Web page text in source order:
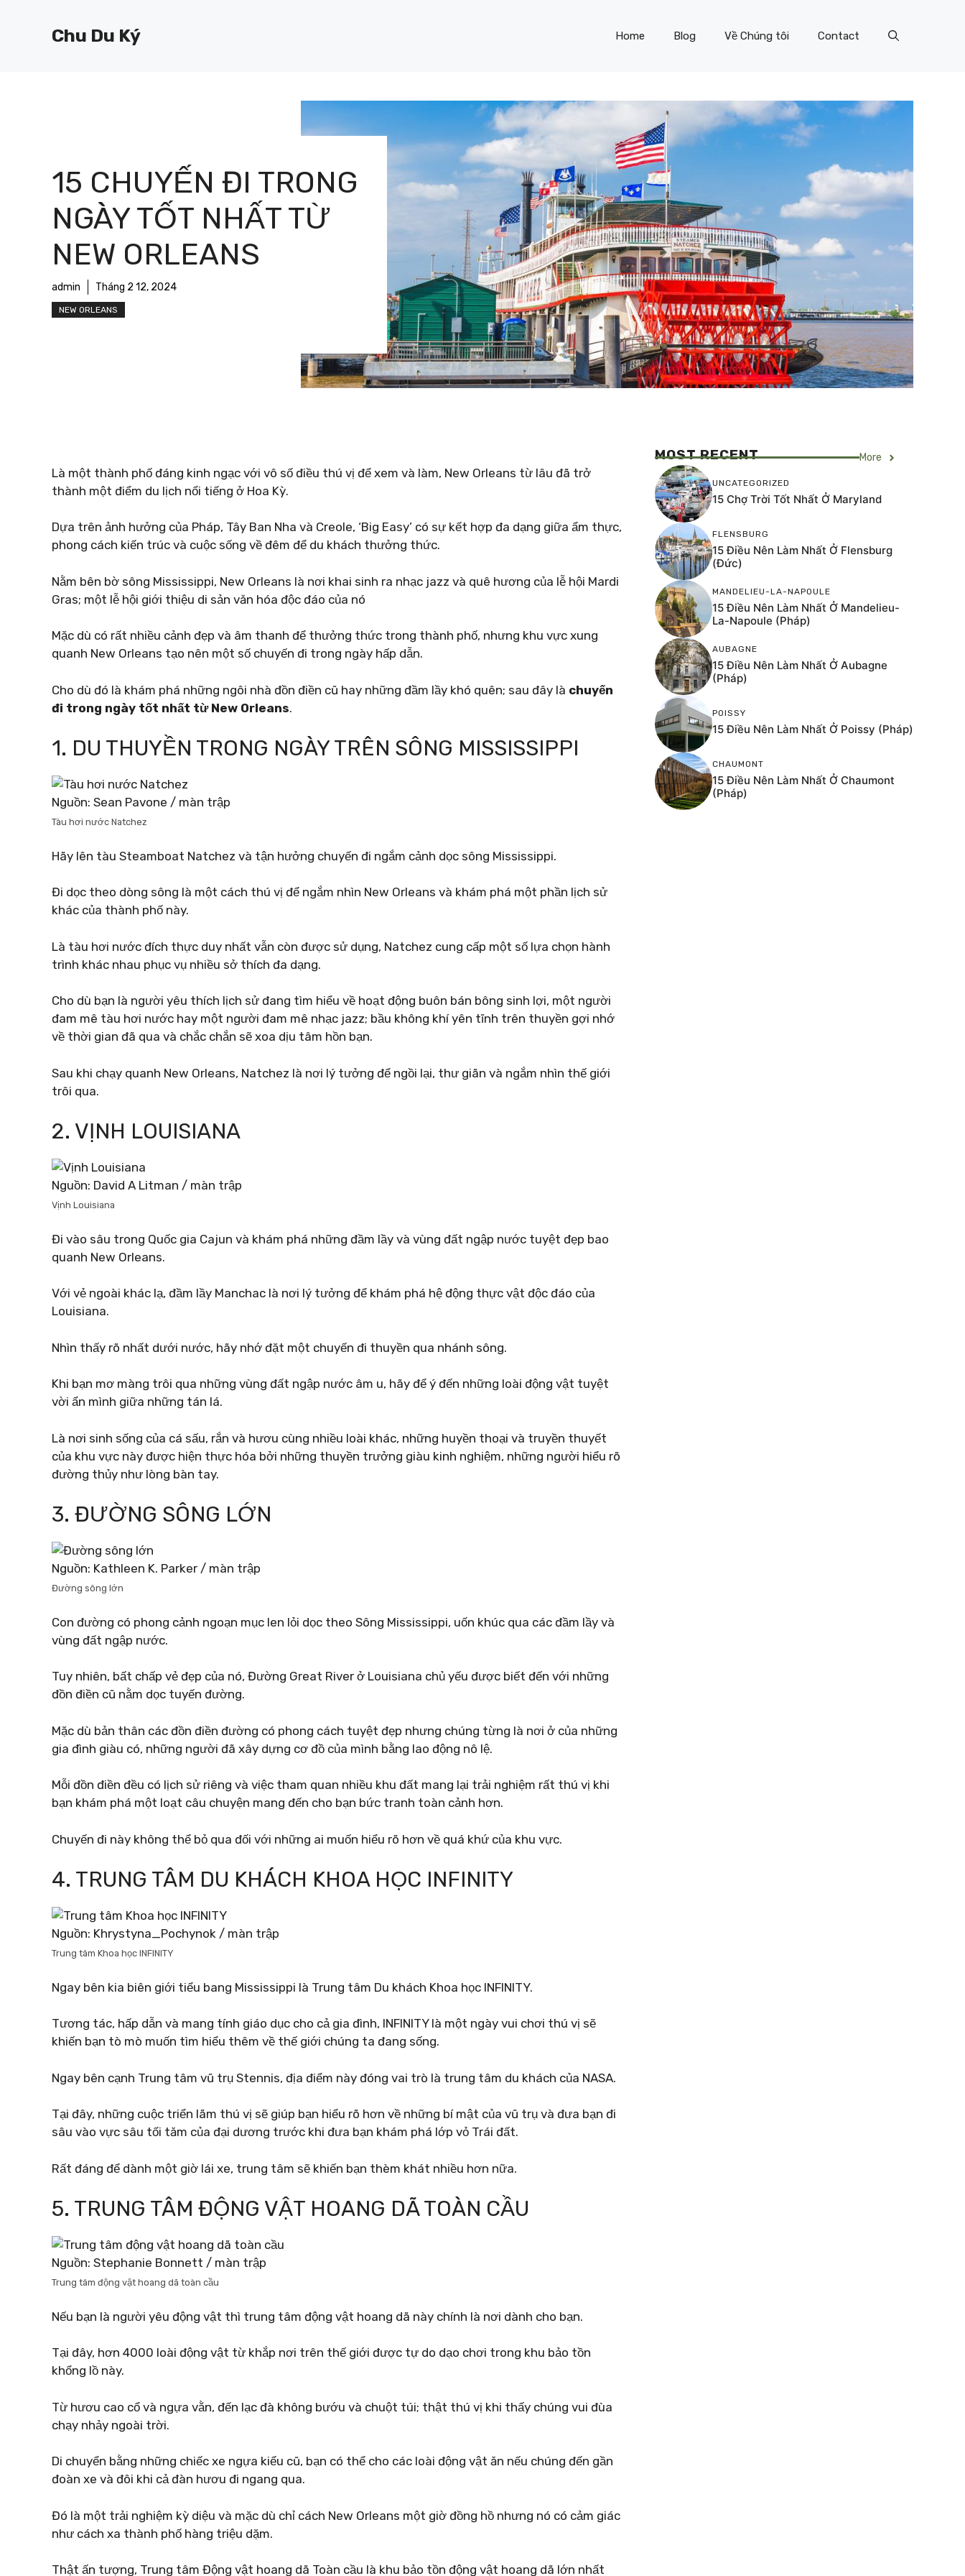
Chu Du Ký Home Blog Về Chúng tôi Contact
15 CHUYẾN ĐI TRONG
NGÀY TỐT NHẤT TỪ ​​
NEW ORLEANS
admin Tháng 2 12, 2024
NEW ORLEANS
Là một thành phố đáng kinh ngạc với vô số điều thú vị để xem và làm, New Orleans từ lâu đã trở
thành một điểm du lịch nổi tiếng ở Hoa Kỳ.
Dựa trên ảnh hưởng của Pháp, Tây Ban Nha và Creole, ‘Big Easy’ có sự kết hợp đa dạng giữa ẩm thực,
phong cách kiến ​​trúc và cuộc sống về đêm để du khách thưởng thức.
Nằm bên bờ sông Mississippi, New Orleans là nơi khai sinh ra nhạc jazz và quê hương của lễ hội Mardi
Gras; một lễ hội giới thiệu di sản văn hóa độc đáo của nó
Mặc dù có rất nhiều cảnh đẹp và âm thanh để thưởng thức trong thành phố, nhưng khu vực xung
quanh New Orleans tạo nên một số chuyến đi trong ngày hấp dẫn.
Cho dù đó là khám phá những ngôi nhà đồn điền cũ hay những đầm lầy khó quên; sau đây là chuyến
đi trong ngày tốt nhất từ ​​New Orleans.
1. DU THUYỀN TRONG NGÀY TRÊN SÔNG MISSISSIPPI
Nguồn: Sean Pavone / màn trập
Tàu hơi nước Natchez
Hãy lên tàu Steamboat Natchez và tận hưởng chuyến đi ngắm cảnh dọc sông Mississippi.
Đi dọc theo dòng sông là một cách thú vị để ngắm nhìn New Orleans và khám phá một phần lịch sử
khác của thành phố này.
Là tàu hơi nước đích thực duy nhất vẫn còn được sử dụng, Natchez cung cấp một số lựa chọn hành
trình khác nhau phục vụ nhiều sở thích đa dạng.
Cho dù bạn là người yêu thích lịch sử đang tìm hiểu về hoạt động buôn bán bông sinh lợi, một người
đam mê tàu hơi nước hay một người đam mê nhạc jazz; bầu không khí yên tĩnh trên thuyền gợi nhớ
về thời gian đã qua và chắc chắn sẽ xoa dịu tâm hồn bạn.
Sau khi chạy quanh New Orleans, Natchez là nơi lý tưởng để ngồi lại, thư giãn và ngắm nhìn thế giới
trôi qua.
2. VỊNH LOUISIANA
Nguồn: David A Litman / màn trập
Vịnh Louisiana
Đi vào sâu trong Quốc gia Cajun và khám phá những đầm lầy và vùng đất ngập nước tuyệt đẹp bao
quanh New Orleans.
Với vẻ ngoài khác lạ, đầm lầy Manchac là nơi lý tưởng để khám phá hệ động thực vật độc đáo của
Louisiana.
Nhìn thấy rõ nhất dưới nước, hãy nhớ đặt một chuyến đi thuyền qua nhánh sông.
Khi bạn mơ màng trôi qua những vùng đất ngập nước âm u, hãy để ý đến những loài động vật tuyệt
vời ẩn mình giữa những tán lá.
Là nơi sinh sống của cá sấu, rắn và hươu cùng nhiều loài khác, những huyền thoại và truyền thuyết
của khu vực này được hiện thực hóa bởi những thuyền trưởng giàu kinh nghiệm, những người hiểu rõ
đường thủy như lòng bàn tay.
3. ĐƯỜNG SÔNG LỚN
Nguồn: Kathleen K. Parker / màn trập
Đường sông lớn
Con đường có phong cảnh ngoạn mục len lỏi dọc theo Sông Mississippi, uốn khúc qua các đầm lầy và
vùng đất ngập nước.
Tuy nhiên, bất chấp vẻ đẹp của nó, Đường Great River ở Louisiana chủ yếu được biết đến với những
đồn điền cũ nằm dọc tuyến đường.
Mặc dù bản thân các đồn điền đường có phong cách tuyệt đẹp nhưng chúng từng là nơi ở của những
gia đình giàu có, những người đã xây dựng cơ đồ của mình bằng lao động nô lệ.
Mỗi đồn điền đều có lịch sử riêng và việc tham quan nhiều khu đất mang lại trải nghiệm rất thú vị khi
bạn khám phá một loạt câu chuyện mang đến cho bạn bức tranh toàn cảnh hơn.
Chuyến đi này không thể bỏ qua đối với những ai muốn hiểu rõ hơn về quá khứ của khu vực.
4. TRUNG TÂM DU KHÁCH KHOA HỌC INFINITY
Nguồn: Khrystyna_Pochynok / màn trập
Trung tâm Khoa học INFINITY
Ngay bên kia biên giới tiểu bang Mississippi là Trung tâm Du khách Khoa học INFINITY.
Tương tác, hấp dẫn và mang tính giáo dục cho cả gia đình, INFINITY là một ngày vui chơi thú vị sẽ
khiến bạn tò mò muốn tìm hiểu thêm về thế giới chúng ta đang sống.
Ngay bên cạnh Trung tâm vũ trụ Stennis, địa điểm này đóng vai trò là trung tâm du khách của NASA.
Tại đây, những cuộc triển lãm thú vị sẽ giúp bạn hiểu rõ hơn về những bí mật của vũ trụ và đưa bạn đi
sâu vào vực sâu tối tăm của đại dương trước khi đưa bạn khám phá lớp vỏ Trái đất.
Rất đáng để dành một giờ lái xe, trung tâm sẽ khiến bạn thèm khát nhiều hơn nữa.
5. TRUNG TÂM ĐỘNG VẬT HOANG DÃ TOÀN CẦU
Nguồn: Stephanie Bonnett / màn trập
Trung tâm động vật hoang dã toàn cầu
Nếu bạn là người yêu động vật thì trung tâm động vật hoang dã này chính là nơi dành cho bạn.
Tại đây, hơn 4000 loài động vật từ khắp nơi trên thế giới được tự do dạo chơi trong khu bảo tồn
khổng lồ này.
Từ hươu cao cổ và ngựa vằn, đến lạc đà không bướu và chuột túi; thật thú vị khi thấy chúng vui đùa
chạy nhảy ngoài trời.
Di chuyển bằng những chiếc xe ngựa kiểu cũ, bạn có thể cho các loài động vật ăn nếu chúng đến gần
đoàn xe và đôi khi cả đàn hươu đi ngang qua.
Đó là một trải nghiệm kỳ diệu và mặc dù chỉ cách New Orleans một giờ đồng hồ nhưng nó có cảm giác
như cách xa thành phố hàng triệu dặm.
Thật ấn tượng, Trung tâm Động vật hoang dã Toàn cầu là khu bảo tồn động vật hoang dã lớn nhất
MOST RECENT More
UNCATEGORIZED
15 Chợ Trời Tốt Nhất Ở Maryland
FLENSBURG
15 Điều Nên Làm Nhất Ở Flensburg
(Đức)
MANDELIEU-LA-NAPOULE
15 Điều Nên Làm Nhất Ở Mandelieu-
La-Napoule (Pháp)
AUBAGNE
15 Điều Nên Làm Nhất Ở Aubagne
(Pháp)
POISSY
15 Điều Nên Làm Nhất Ở Poissy (Pháp)
CHAUMONT
15 Điều Nên Làm Nhất Ở Chaumont
(Pháp)